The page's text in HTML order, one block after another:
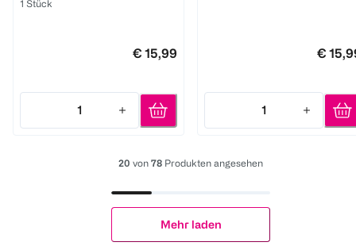
1 Stück
€ 15,99
1
Quantity: 1
€
1
Quantity: 1
20 von 78 Produkten angesehen
Mehr laden